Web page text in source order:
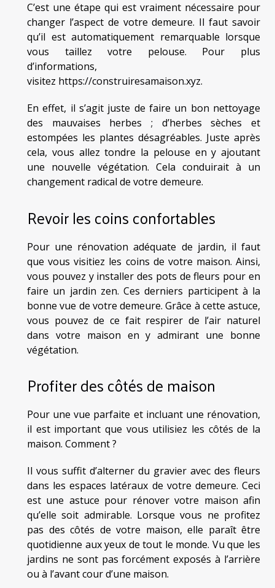
C’est une étape qui est vraiment nécessaire pour
changer l’aspect de votre demeure. Il faut savoir
qu’il est automatiquement remarquable lorsque
vous taillez votre pelouse. Pour plus
d’informations,
visitez https://construiresamaison.xyz.
En effet, il s’agit juste de faire un bon nettoyage
des mauvaises herbes ; d’herbes sèches et
estompées les plantes désagréables. Juste après
cela, vous allez tondre la pelouse en y ajoutant
une nouvelle végétation. Cela conduirait à un
changement radical de votre demeure.
Revoir les coins confortables
Pour une rénovation adéquate de jardin, il faut
que vous visitiez les coins de votre maison. Ainsi,
vous pouvez y installer des pots de fleurs pour en
faire un jardin zen. Ces derniers participent à la
bonne vue de votre demeure. Grâce à cette astuce,
vous pouvez de ce fait respirer de l’air naturel
dans votre maison en y admirant une bonne
végétation.
Profiter des côtés de maison
Pour une vue parfaite et incluant une rénovation,
il est important que vous utilisiez les côtés de la
maison. Comment ?
Il vous suffit d’alterner du gravier avec des fleurs
dans les espaces latéraux de votre demeure. Ceci
est une astuce pour rénover votre maison afin
qu’elle soit admirable. Lorsque vous ne profitez
pas des côtés de votre maison, elle paraît être
quotidienne aux yeux de tout le monde. Vu que les
jardins ne sont pas forcément exposés à l’arrière
ou à l’avant cour d’une maison.